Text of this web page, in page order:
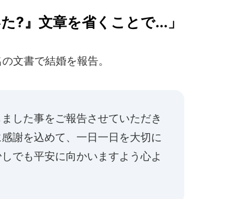
?』文章を省くことで...」
文書で結婚を報告。
した事をご報告させていただき
謝を込めて、一日一日を大切に
でも平安に向かいますよう心よ